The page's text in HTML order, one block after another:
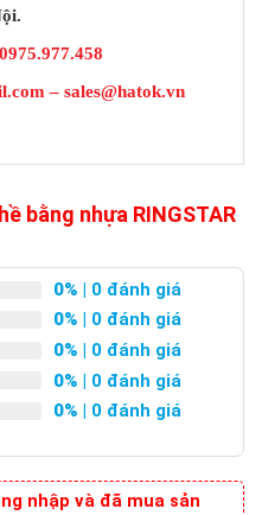
–sales@hatok.vn
bằng nhựa RINGSTAR
0% | 0 đánh giá
0% | 0 đánh giá
0% | 0 đánh giá
0% | 0 đánh giá
0% | 0 đánh giá
nhập và đã mua sản